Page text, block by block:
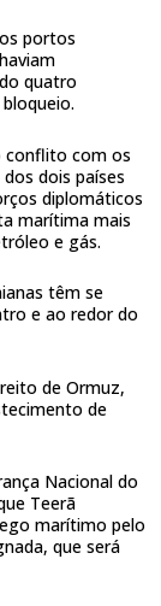
portos
quatro
conflito com os
dois países
diplomáticos
marítima mais
e gás.
têm se
e ao redor do
de Ormuz,
de
Nacional do
Teerã
marítimo pelo
que será